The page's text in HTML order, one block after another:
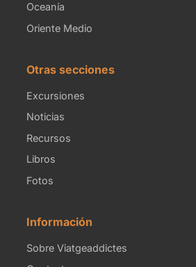
Oceanía
Oriente Medio
Otras secciones
Excursiones
Noticias
Recursos
Libros
Fotos
Información
Sobre Viatgeaddictes